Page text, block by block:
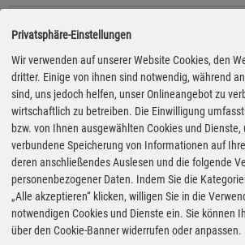
2.139€
12:25 Uhr
Marderweg 2, 54550 Daun-Pützborn
ganztägig geöffnet
Entfernung: ca. 6.1 km*
2.139€
12:10 Uhr
ED
Sarresdorfer Straße 91, 54568
schließt in 45 Minuten
Entfernung: ca. 8.1 km *
2.149€
13:55 Uhr
ARAL
Gerolsteiner Straße 47, 54570 Pelm
schließt in 45 Minuten
kürzeste
Privatsphäre-Einstellungen
Wir verwenden auf unserer Website Cookies, den
dritter. Einige von ihnen sind notwendig, während
sind, uns jedoch helfen, unser Onlineangebot zu
wirtschaftlich zu betreiben. Die Einwilligung
bzw. von Ihnen ausgewählten Cookies und
verbundene Speicherung von Informationen auf
deren anschließendes Auslesen und die folgende
personenbezogener Daten. Indem Sie die
„Alle akzeptieren“ klicken, willigen Sie in die
notwendigen Cookies und Dienste ein. Sie können
über den Cookie-Banner widerrufen oder anpassen.